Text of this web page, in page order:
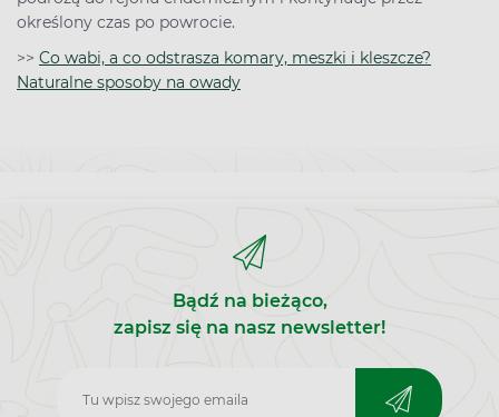
określony czas po powrocie.
>> Co wabi, a co odstrasza komary, meszki i kleszcze?
Naturalne sposoby na owady
Bądź na bieżąco,
zapisz się na nasz newsletter!
Zapisz